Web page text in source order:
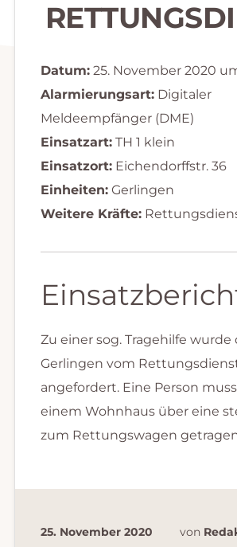
Datum:25. November 2020
Alarmierungsart:Digitaler
Meldeempfänger (DME)
Einsatzart:TH 1 klein
Einsatzort:Eichendorffstr. 36
Einheiten:Gerlingen
Weitere Kräfte:
Zu einer sog. Tragehilfe wurde
Gerlingen vom
angefordert. Eine Person
einem Wohnhaus über eine
zum Rettungswagen
25. November 2020 von